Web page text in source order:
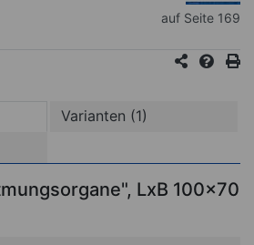
auf Seite 169
Varianten (1)
LxB 100x70